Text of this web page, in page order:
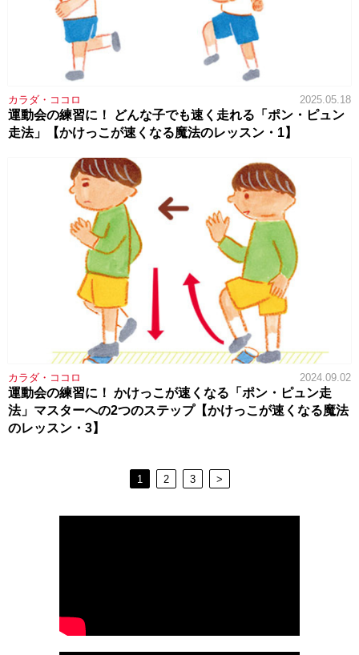
カラダ・ココロ 2025.05.18
運動会の練習に！ どんな子でも速く走れる「ポン・ピュン
走法」【かけっこが速くなる魔法のレッスン・1】
カラダ・ココロ 2024.09.02
運動会の練習に！ かけっこが速くなる「ポン・ピュン走
法」マスターへの2つのステップ【かけっこが速くなる魔法
のレッスン・3】
1 2 3 >